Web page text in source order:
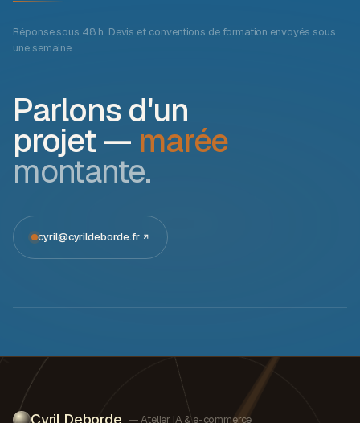
Réponse sous 48 h. Devis et conventions de formation envoyés sous
une semaine.
Parlons d'un
projet — marée
montante.
cyril@cyrildeborde.fr
— Atelier IA & e-commerce